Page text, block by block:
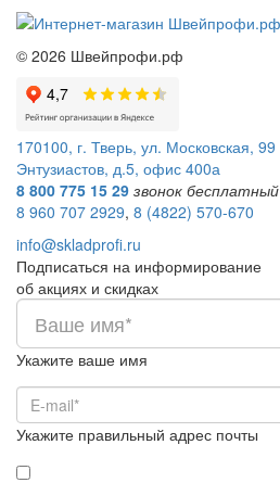
© 2026 Швейпрофи.рф
170100, г. Тверь, ул. Московская, 99
Энтузиастов, д.5, офис 400а
8 800 775 15 29 звонок бесплатный
8 960 707 2929, 8 (4822) 570-670
info@skladprofi.ru
Подписаться на информирование
об акциях и скидках
Укажите ваше имя
Укажите правильный адрес почты